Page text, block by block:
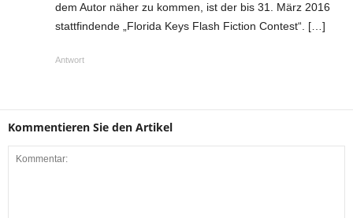
dem Autor näher zu kommen, ist der bis 31. März 2016
stattfindende „Florida Keys Flash Fiction Contest“. […]
Antwort
Kommentieren Sie den Artikel